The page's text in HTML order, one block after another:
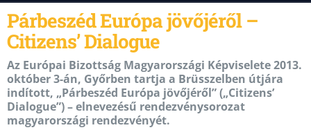
Párbeszéd Európa jövőjéről –
Citizens’ Dialogue
Az Európai Bizottság Magyarországi Képviselete 2013.
október 3-án, Győrben tartja a Brüsszelben útjára
indított, „Párbeszéd Európa jövőjéről” („Citizens’
Dialogue”) – elnevezésű rendezvénysorozat
magyarországi rendezvényét.